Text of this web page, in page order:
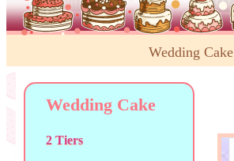
Wedding Cake
Wedding Cake
2 Tiers